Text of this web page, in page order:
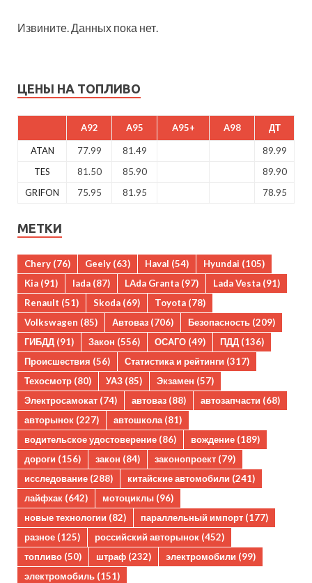
Извините. Данных пока нет.
ЦЕНЫ НА ТОПЛИВО
A92 A95 A95+ A98 ДТ
ATAN 77.99 81.49
89.99
TES
81.50 85.90
89.90
GRIFON
75.95 81.95 78.95
МЕТКИ
Chery (76) Geely (63) Haval (54) Hyundai (105)
Kia (91) lada (87) LAda Granta (97) Lada Vesta (91)
Renault (51) Skoda (69) Toyota (78)
Volkswagen (85) Автоваз (706) Безопасность (209)
ГИБДД (91) Закон (556) ОСАГО (49) ПДД (136)
Происшествия (56) Статистика и рейтинги (317)
Техосмотр (80) УАЗ (85) Экзамен (57)
Электросамокат (74) автоваз (88) автозапчасти (68)
авторынок (227) автошкола(81)
водительское удостоверение (86) вождение (189)
дороги (156) закон (84) законопроект (79)
исследование (288) китайские автомобили (241)
лайфхак (642) мотоциклы (96)
новые технологии (82) параллельный импорт (177)
разное (125) российский авторынок (452)
топливо (50) штраф (232) электромобили (99)
электромобиль (151)